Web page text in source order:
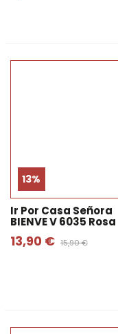
13%
Ir Por Casa Señora
BIENVE V 6035 Rosa
13,90 € 15,90 €